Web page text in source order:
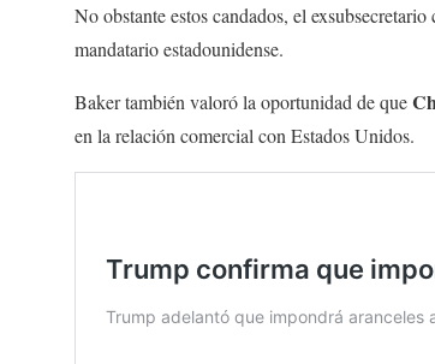
No obstante estos candados, el
mandatario estadounidense.
Baker también valoró la oportunidad de que
en la relación comercial con Estados Unidos.